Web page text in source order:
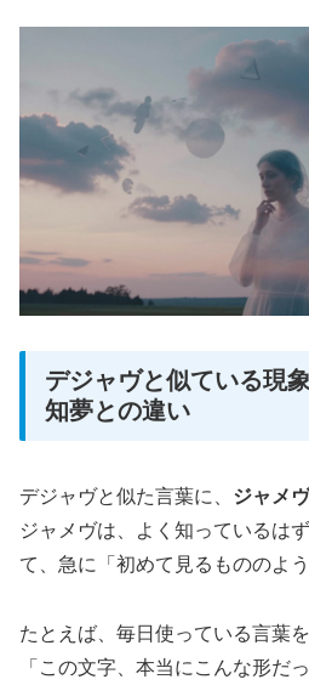
デジャヴと似ている現
知夢との違い
デジャヴと似た言葉に、 ジャメヴ
ジャメヴは、よく知っているは
て、急に「初めて見るもののよ
たとえば、毎日使っている言葉
「この文字、本当にこんな形だ